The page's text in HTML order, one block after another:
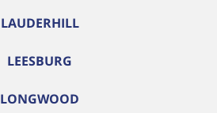
LAUDERHILL
LEESBURG
LONGWOOD